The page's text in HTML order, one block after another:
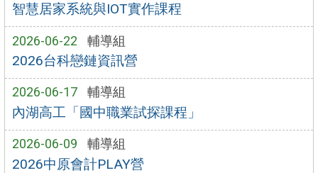
智慧居家系統與IOT實作課程
2026-06-22 輔導組
2026台科戀鏈資訊營
2026-06-17 輔導組
內湖高工「國中職業試探課程」
2026-06-09 輔導組
2026中原會計PLAY營